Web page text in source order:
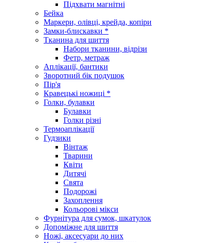
Підхвати магнітні
Бейка
Маркери, олівці, крейда, копіри
Замки-блискавки *
Тканина для шиття
Набори тканини, відрізи
Фетр, метраж
Аплікації, бантики
Зворотний бік подушок
Пір'я
Кравецькі ножиці *
Голки, булавки
Булавки
Голки різні
Термоаплікації
Гудзики
Вінтаж
Тварини
Квіти
Дитячі
Свята
Подорожі
Захоплення
Кольорові мікси
Фурнітура для сумок, шкатулок
Допоміжне для шиття
Ножі, аксесуари до них